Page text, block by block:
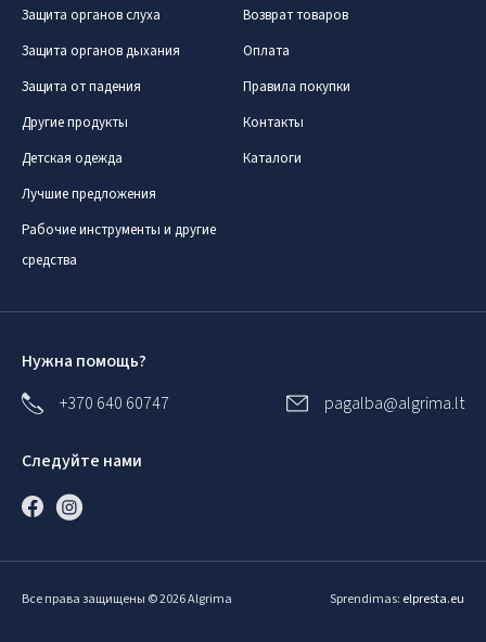
Защита органов слуха
Защита органов дыхания
Защита от падения
Другие продукты
Детская одежда
Лучшие предложения
Рабочие инструменты и другие
средства
Возврат товаров
Оплата
Правила покупки
Контакты
Каталоги
Нужна помощь?
+370 640 60747
pagalba@algrima.lt
Следуйте нами
Все права защищены © 2026 Algrima Sprendimas: elpresta.eu